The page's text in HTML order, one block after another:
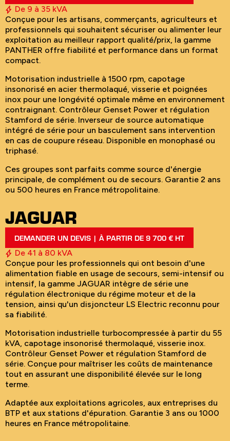
De 9 à 35 kVA
Conçue pour les artisans, commerçants, agriculteurs et
professionnels qui souhaitent sécuriser ou alimenter leur
exploitation au meilleur rapport qualité/prix, la gamme
PANTHER offre fiabilité et performance dans un format
compact.
Motorisation industrielle à 1500 rpm, capotage
insonorisé en acier thermolaqué, visserie et poignées
inox pour une longévité optimale même en environnement
contraignant. Contrôleur Genset Power et régulation
Stamford de série. Inverseur de source automatique
intégré de série pour un basculement sans intervention
en cas de coupure réseau. Disponible en monophasé ou
triphasé.
Ces groupes sont parfaits comme source d'énergie
principale, de complément ou de secours. Garantie 2 ans
ou 500 heures en France métropolitaine.
JAGUAR
DEMANDER UN DEVIS | À PARTIR DE 9 700 € HT
De 41 à 80 kVA
Conçue pour les professionnels qui ont besoin d'une
alimentation fiable en usage de secours, semi-intensif ou
intensif, la gamme JAGUAR intègre de série une
régulation électronique du régime moteur et de la
tension, ainsi qu'un disjoncteur LS Electric reconnu pour
sa fiabilité.
Motorisation industrielle turbocompressée à partir du 55
kVA, capotage insonorisé thermolaqué, visserie inox.
Contrôleur Genset Power et régulation Stamford de
série. Conçue pour maîtriser les coûts de maintenance
tout en assurant une disponibilité élevée sur le long
terme.
Adaptée aux exploitations agricoles, aux entreprises du
BTP et aux stations d'épuration. Garantie 3 ans ou 1000
heures en France métropolitaine.